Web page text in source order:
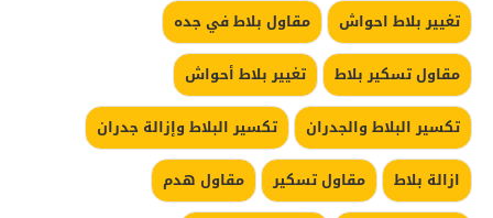
تغيير بلاط احواش
مقاول بلاط في جده
مقاول تسكير بلاط
تغيير بلاط أحواش
تكسير البلاط والجدران
تكسير البلاط وإزالة جدران
ازالة بلاط
مقاول تسكير
مقاول هدم